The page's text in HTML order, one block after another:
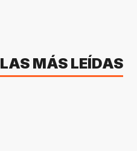
LAS MÁS LEÍDAS